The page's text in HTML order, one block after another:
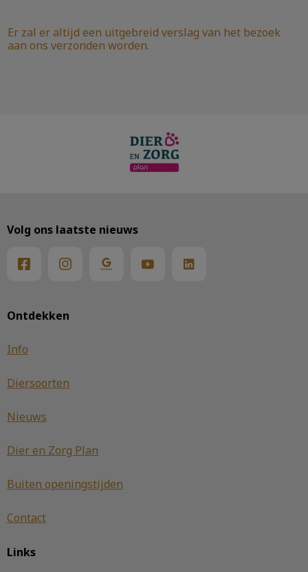
Er zal er altijd een uitgebreid verslag van het bezoek
aan ons verzonden worden.
Ontdekken
Info
Diersoorten
Nieuws
Dier en Zorg Plan
Buiten openingstijden
Contact
Links
Volg ons laatste nieuws